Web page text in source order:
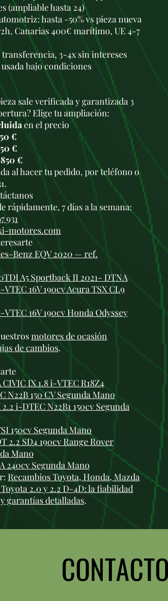
(ampliable hasta 24)
hasta -50% vs pieza nueva
Canarias 400€ marítimo, UE 4-7
3-4x sin intereses
bajo condiciones
sale verificada y garantizada 3
Elige tu ampliación:
en el precio
€
€
€
al hacer tu pedido, por teléfono o
rápidamente, 7 días a la semana:
931
motores.com
Benz EQV 2020 — ref.
A5 Sportback II 2021- DTNA
16V 190cv Acura TSX CL9
16V 190cv Honda Odyssey
motores de ocasión
de cambios.
IX 1.8 i-VTEC R18Z4
150 CV Segunda Mano
i-DTEC N22B1 150cv Segunda
150cv Segunda Mano
2.2 SD4 190cv Range Rover
Mano
240cv Segunda Mano
Recambios Toyota, Honda, Mazda
2.0 y 2.2 D-4D: la fiabilidad
y garantías detalladas.
CONTACTO